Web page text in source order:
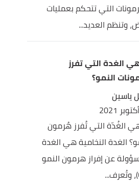
التي تتحكم بعمليات
وتنظم العديد...
الغدة التي تفرز
النمو؟
ياسين
الغُدّة التي تُفرز هُرمون
الغدة النخامية هي الغدة
عن إفراز هرمون النمو